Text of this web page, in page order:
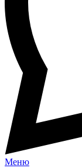
Меню